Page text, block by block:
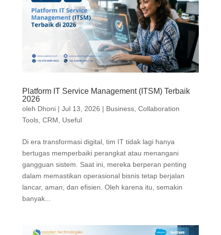
Platform IT Service Management (ITSM) Terbaik
2026
oleh Dhoni| Jul 13, 2026 | Business, Collaboration
Tools, CRM, Useful
Di era transformasi digital, tim IT tidak lagi hanya
bertugas memperbaiki perangkat atau menangani
gangguan sistem. Saat ini, mereka berperan penting
dalam memastikan operasional bisnis tetap berjalan
lancar, aman, dan efisien. Oleh karena itu, semakin
banyak...